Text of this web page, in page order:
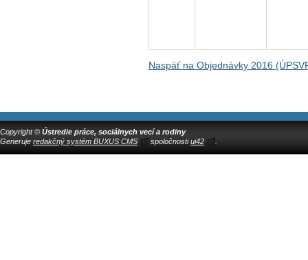
Naspäť na Objednávky 2016
Copyright © Ústredie práce, sociálnych vecí a rodiny
Generuje redakčný systém BUXUS CMS spoločnostiui42